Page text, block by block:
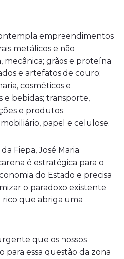
empreendimentos
metálicos e não
mecânica; grãos e proteína
e artefatos de couro;
cosméticos e
e bebidas; transporte,
e produtos
papel e celulose.
Fiepa, José Maria
é estratégica para o
do Estado e precisa
o paradoxo existente
rico que abriga uma
que os nossos
para essa questão da zona